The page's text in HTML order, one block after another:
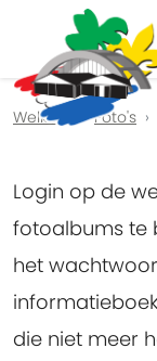
Previous
Welkom Foto's
Login op de
fotoalbums te
het
die niet meer